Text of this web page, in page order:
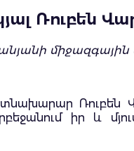
Ռուբեն
Ռուբեն
իր և